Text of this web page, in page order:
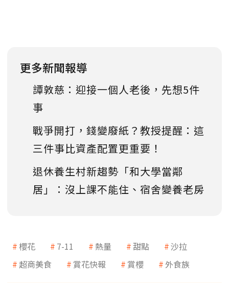
更多新聞報導
譚敦慈：迎接一個人老後，先想5件
事
戰爭開打，錢變廢紙？教授提醒：這
三件事比資產配置更重要！
退休養生村新趨勢「和大學當鄰
居」：沒上課不能住、宿舍變養老房
櫻花 7-11 熱量 甜點
沙拉
超商美食
賞花快報 賞櫻 外食族